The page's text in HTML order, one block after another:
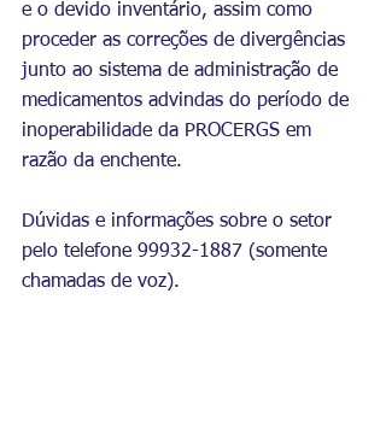
e o devido inventário, assim como
proceder as correções de divergências
junto ao sistema de administração de
medicamentos advindas do período de
inoperabilidade da PROCERGS em
razão da enchente.
Dúvidas e informações sobre o setor
pelo telefone 99932-1887 (somente
chamadas de voz).